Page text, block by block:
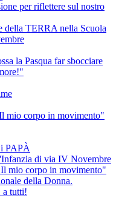
per riflettere sul nostro
della TERRA nella Scuola
la Pasqua far sbocciare
mio corpo in movimento"
PAPÀ
di via IV Novembre
mio corpo in movimento"
della Donna.
tutti!